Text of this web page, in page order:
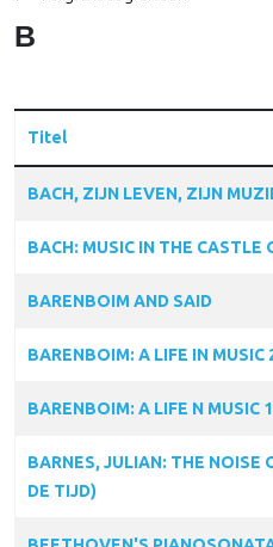
B
Titel
BACH, ZIJN LEVEN, ZIJN
BACH: MUSIC IN THE CASTLE
BARENBOIM AND SAID
BARENBOIM: A LIFE IN MUSIC
BARENBOIM: A LIFE N MUSIC 1
BARNES, JULIAN: THE NOISE
DE TIJD)